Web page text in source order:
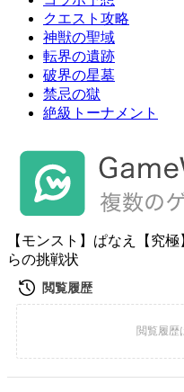
クエスト攻略
神獣の聖域
転界の遺跡
破界の星墓
禁忌の獄
絶級トーナメント
【モンスト】ぱなえ【究
らの挑戦状